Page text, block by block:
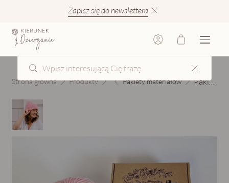
Zapisz się do newslettera
Strona główna Produkty Pakiety materiałów Pakiet materiałów TYDZIEŃ 2: czapka